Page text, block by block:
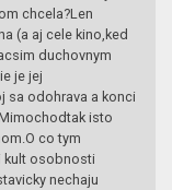
chcela?Len
(a aj cele kino,ked
duchovnym
je jej
sa odohrava a konci
isto
co tym
kult osobnosti
nechaju